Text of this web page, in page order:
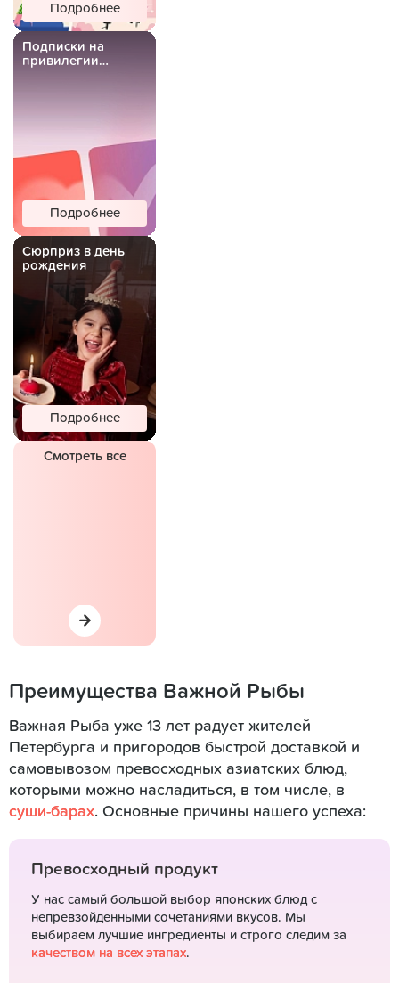
Подробнее
Подписки на
привилегии
Подробнее
Сюрприз в день
рождения
Подробнее
Смотреть все
Преимущества Важной Рыбы
Важная Рыба уже 13 лет радует жителей
Петербурга и пригородов быстрой доставкой и
самовывозом превосходных азиатских блюд,
которыми можно насладиться, в том числе, в
суши-барах. Основные причины нашего успеха:
Превосходный продукт
У нас самый большой выбор японских блюд с
непревзойденными сочетаниями вкусов. Мы
выбираем лучшие ингредиенты и строго следим за
качеством на всех этапах.